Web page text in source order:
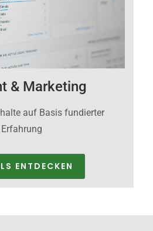
& Marketing
auf Basis fundierter
Erfahrung
ENTDECKEN